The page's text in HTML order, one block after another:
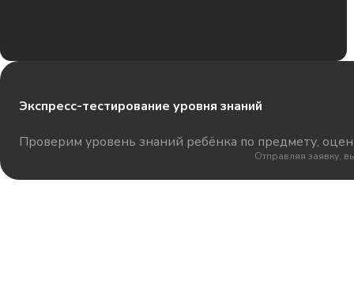
Экспресс-тестирование уровня знаний
Проверим уровень знаний ребёнка по предмету,
Отправляя заявку,